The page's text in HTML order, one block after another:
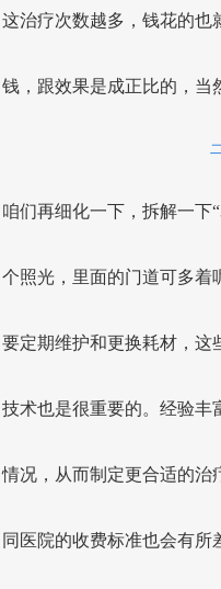
这治疗次数越多，钱花的也
钱，跟效果是成正比的，当
咱们再细化一下，拆解一下
个照光，里面的门道可多着
要定期维护和更换耗材，这
技术也是很重要的。经验丰
情况，从而制定更合适的治
同医院的收费标准也会有